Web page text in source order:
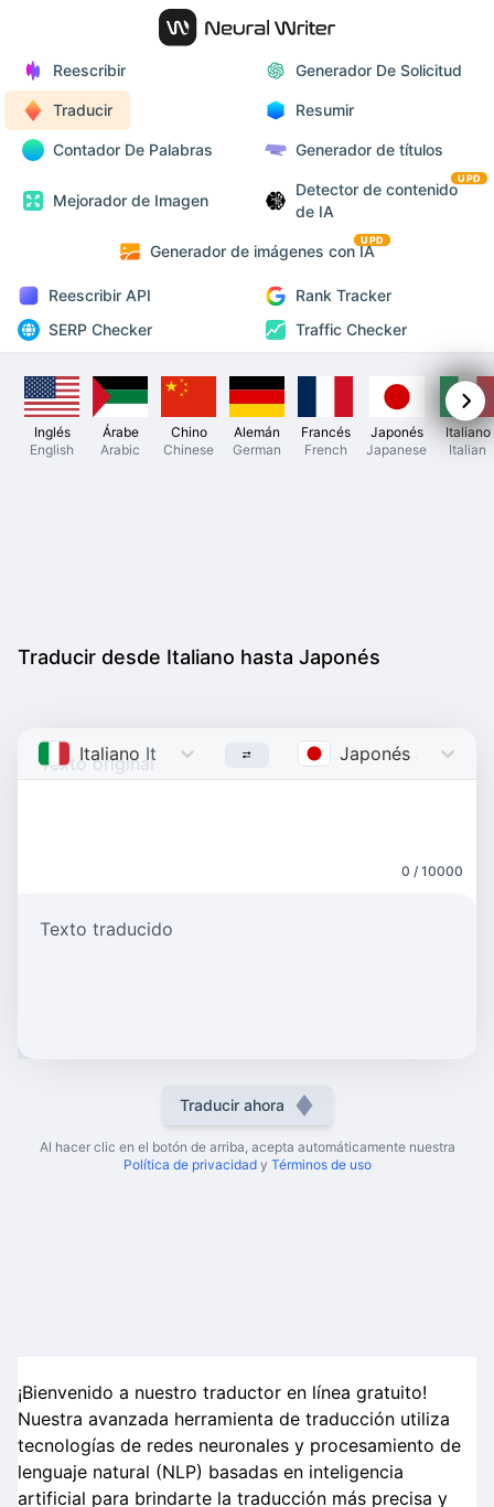
Reescribir Generador De Solicitud
Traducir Resumir
Contador De Palabras Generador de títulos
Mejorador de Imagen
Detector de contenido
de IA
UPD
Generador de imágenes con IA
UPD
Reescribir API
Rank Tracker
SERP Checker
Traffic Checker
Inglés
English
Árabe
Arabic
Chino
Chinese
Alemán
German
Francés
French
Japonés
Japanese
Italiano
Italian
Traducir desde Italiano hasta Japonés
Italiano Italian Japonés Japanese
0 / 10000
Texto traducido
Traducir ahora
Al hacer clic en el botón de arriba, acepta automáticamente nuestra
Política de privacidad y Términos de uso
¡Bienvenido a nuestro traductor en línea gratuito!
Nuestra avanzada herramienta de traducción utiliza
tecnologías de redes neuronales y procesamiento de
lenguaje natural (NLP) basadas en inteligencia
artificial para brindarte la traducción más precisa y